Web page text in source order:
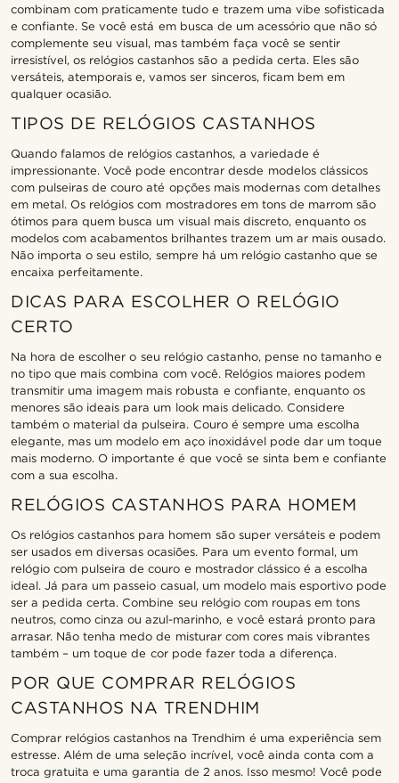
combinam com praticamente tudo e trazem uma vibe sofisticada
e confiante. Se você está em busca de um acessório que não só
complemente seu visual, mas também faça você se sentir
irresistível, os relógios castanhos são a pedida certa. Eles são
versáteis, atemporais e, vamos ser sinceros, ficam bem em
qualquer ocasião.
TIPOS DE RELÓGIOS CASTANHOS
Quando falamos de relógios castanhos, a variedade é
impressionante. Você pode encontrar desde modelos clássicos
com pulseiras de couro até opções mais modernas com detalhes
em metal. Os relógios com mostradores em tons de marrom são
ótimos para quem busca um visual mais discreto, enquanto os
modelos com acabamentos brilhantes trazem um ar mais ousado.
Não importa o seu estilo, sempre há um relógio castanho que se
encaixa perfeitamente.
DICAS PARA ESCOLHER O RELÓGIO
CERTO
Na hora de escolher o seu relógio castanho, pense no tamanho e
no tipo que mais combina com você. Relógios maiores podem
transmitir uma imagem mais robusta e confiante, enquanto os
menores são ideais para um look mais delicado. Considere
também o material da pulseira. Couro é sempre uma escolha
elegante, mas um modelo em aço inoxidável pode dar um toque
mais moderno. O importante é que você se sinta bem e confiante
com a sua escolha.
RELÓGIOS CASTANHOS PARA HOMEM
Os relógios castanhos para homem são super versáteis e podem
ser usados em diversas ocasiões. Para um evento formal, um
relógio com pulseira de couro e mostrador clássico é a escolha
ideal. Já para um passeio casual, um modelo mais esportivo pode
ser a pedida certa. Combine seu relógio com roupas em tons
neutros, como cinza ou azul-marinho, e você estará pronto para
arrasar. Não tenha medo de misturar com cores mais vibrantes
também – um toque de cor pode fazer toda a diferença.
POR QUE COMPRAR RELÓGIOS
CASTANHOS NA TRENDHIM
Comprar relógios castanhos na Trendhim é uma experiência sem
estresse. Além de uma seleção incrível, você ainda conta com a
troca gratuita e uma garantia de 2 anos. Isso mesmo! Você pode